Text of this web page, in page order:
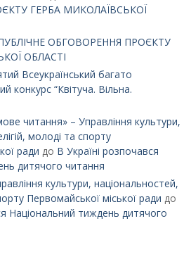
ГЕРБА МИКОЛАЇВСЬКОЇ
ОБГОВОРЕННЯ ПРОЄКТУ
ОБЛАСТІ
Всеукраїнський багато
конкурс “Квітуча. Вільна.
читання» – Управління культури,
молоді та спорту
ради до В Україні розпочався
дитячого читання
культури, національностей,
Первомайської міської ради до
Національний тиждень дитячого